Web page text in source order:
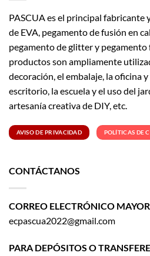
PASCUA es el principal fabricante
de EVA, pegamento de fusión en
pegamento de glitter y pegamento
productos son ampliamente
decoración, el embalaje, la oficina
escritorio, la escuela y el uso del
artesanía creativa de DIY, etc.
AVISO DE PRIVACIDAD POLÍTICAS DE
CONTÁCTANOS
CORREO ELECTRÓNICO
ecpascua2022@gmail.com
PARA DEPÓSITOS O